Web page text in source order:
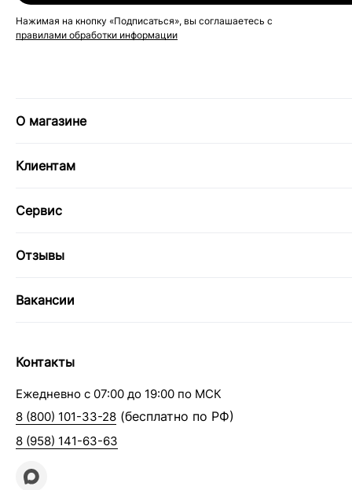
Нажимая на кнопку «Подписаться», вы соглашаетесь с
правилами обработки информации
О магазине
Клиентам
Сервис
Отзывы
Вакансии
Контакты
Ежедневно с 07:00 до 19:00 по МСК
8 (800) 101-33-28 (бесплатно по РФ)
8 (958) 141-63-63